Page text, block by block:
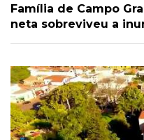
Família de Campo
neta sobreviveu a